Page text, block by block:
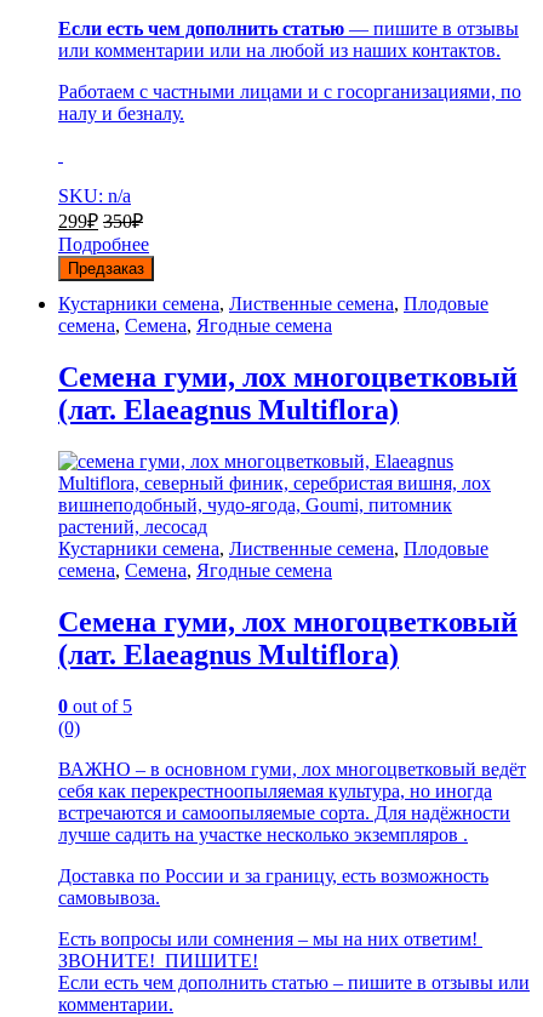
Если есть чем дополнить статью — пишите в отзывы
или комментарии или на любой из наших контактов.
Работаем с частными лицами и с госорганизациями, по
налу и безналу.
SKU: n/a
299₽ 350₽
Подробнее
Предзаказ
Кустарники семена, Лиственные семена, Плодовые
семена, Семена, Ягодные семена
Семена гуми, лох многоцветковый
(лат. Elaeagnus Multiflora)
Кустарники семена, Лиственные семена, Плодовые
семена, Семена, Ягодные семена
Семена гуми, лох многоцветковый
(лат. Elaeagnus Multiflora)
0 out of 5
(0)
ВАЖНО – в основном гуми, лох многоцветковый ведёт
себя как перекрестноопыляемая культура, но иногда
встречаются и самоопыляемые сорта. Для надёжности
лучше садить на участке несколько экземпляров .
Доставка по России и за границу, есть возможность
самовывоза.
Есть вопросы или сомнения – мы на них ответим!
ЗВОНИТЕ! ПИШИТЕ!
Если есть чем дополнить статью – пишите в отзывы или
комментарии.